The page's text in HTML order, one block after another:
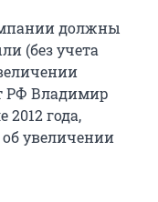
должны
(без учета
РФ Владимир
года,
увеличении